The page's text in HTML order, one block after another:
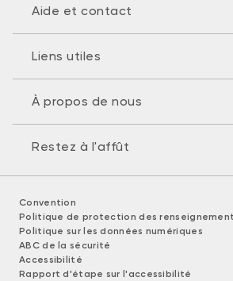
Aide et contact
Liens utiles
À propos de nous
Restez à l'affût
Convention
Politique de protection des
Politique sur les données numériques
ABC de la sécurité
Accessibilité
Rapport d'étape sur l'accessibilité